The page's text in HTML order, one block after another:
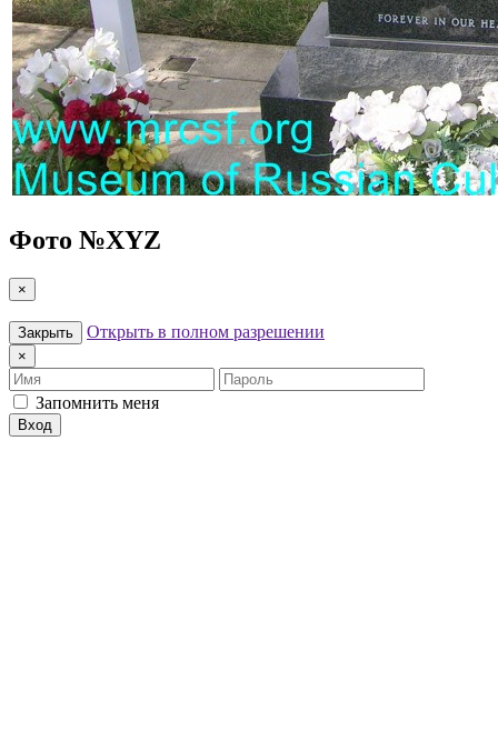
Фото №XYZ
×
Закрыть Открыть в полном разрешении
×
Имя
Пароль
Запомнить меня
Вход